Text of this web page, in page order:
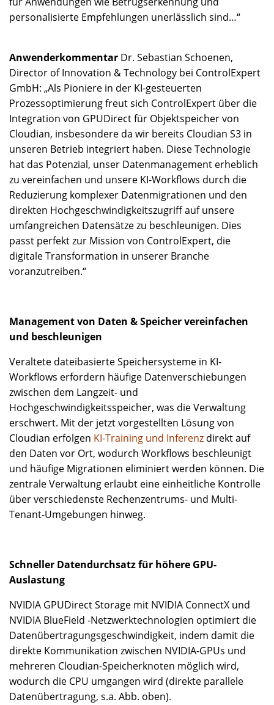
personalisierte Empfehlungen unerlässlich sind…“
Anwenderkommentar Dr. Sebastian Schoenen,
Director of Innovation & Technology bei ControlExpert
GmbH: „Als Pioniere in der KI-gesteuerten
Prozessoptimierung freut sich ControlExpert über die
Integration von GPUDirect für Objektspeicher von
Cloudian, insbesondere da wir bereits Cloudian S3 in
unseren Betrieb integriert haben. Diese Technologie
hat das Potenzial, unser Datenmanagement erheblich
zu vereinfachen und unsere KI-Workflows durch die
Reduzierung komplexer Datenmigrationen und den
direkten Hochgeschwindigkeitszugriff auf unsere
umfangreichen Datensätze zu beschleunigen. Dies
passt perfekt zur Mission von ControlExpert, die
digitale Transformation in unserer Branche
voranzutreiben.“
Management von Daten & Speicher vereinfachen
und beschleunigen
Veraltete dateibasierte Speichersysteme in KI-
Workflows erfordern häufige Datenverschiebungen
zwischen dem Langzeit- und
Hochgeschwindigkeitsspeicher, was die Verwaltung
erschwert. Mit der jetzt vorgestellten Lösung von
Cloudian erfolgen KI-Training und Inferenz direkt auf
den Daten vor Ort, wodurch Workflows beschleunigt
und häufige Migrationen eliminiert werden können. Die
zentrale Verwaltung erlaubt eine einheitliche Kontrolle
über verschiedenste Rechenzentrums- und Multi-
Tenant-Umgebungen hinweg.
Schneller Datendurchsatz für höhere GPU-
Auslastung
NVIDIA GPUDirect Storage mit NVIDIA ConnectX und
NVIDIA BlueField -Netzwerktechnologien optimiert die
Datenübertragungsgeschwindigkeit, indem damit die
direkte Kommunikation zwischen NVIDIA-GPUs und
mehreren Cloudian-Speicherknoten möglich wird,
wodurch die CPU umgangen wird (direkte parallele
Datenübertragung, s.a. Abb. oben).